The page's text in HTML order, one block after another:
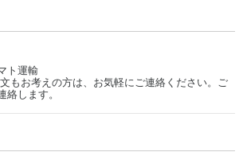
ト運輸
文もお考えの方は、お気軽にご連絡ください。ご
絡します。